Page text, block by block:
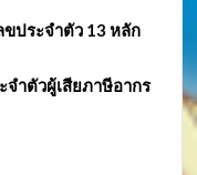
ขประจำตัว 13 หลัก
ำตัวผู้เสียภาษีอากร